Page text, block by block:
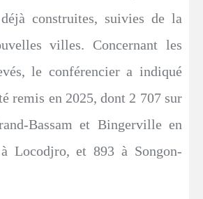
construites, suivies de la
villes. Concernant les
le conférencier a indiqué
remis en 2025, dont 2 707 sur
Bassam et Bingerville en
Locodjro, et 893 à Songon-